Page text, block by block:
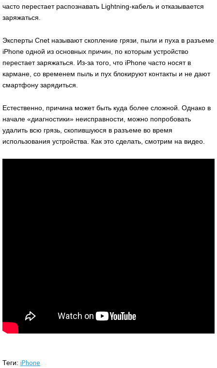
часто перестает распознавать Lightning-кабель и отказывается
заряжаться.
Эксперты Cnet называют скопление грязи, пыли и пуха в разъеме
iPhone одной из основных причин, по которым устройство
перестает заряжаться. Из-за того, что iPhone часто носят в
кармане, со временем пыль и пух блокируют контакты и не дают
смартфону зарядиться.
Естественно, причина может быть куда более сложной. Однако в
начале «диагностики» неисправности, можно попробовать
удалить всю грязь, скопившуюся в разъеме во время
использования устройства. Как это сделать, смотрим на видео.
Теги: iPhone